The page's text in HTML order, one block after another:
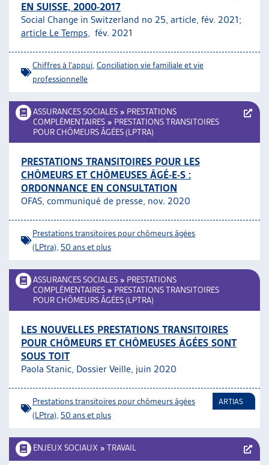
EN SUISSE, 2000-2017
Social Change in Switzerland no 25, article, fév. 2021;
article Le Temps, fév. 2021
Chiffres à l'appui Conciliation vie familiale et vie
professionnelle
ASSURANCES SOCIALES » PRESTATIONS
COMPLÉMENTAIRES » PRESTATIONS TRANSITOIRES
POUR CHÔMEURS ÂGÉES (LPTRA)
PRESTATIONS TRANSITOIRES POUR LES
CHÔMEURS ET CHÔMEUSES ÂGÉ-E-S :
ORDONNANCE EN CONSULTATION
OFAS, communiqué de presse, nov. 2020
Prestations transitoires pour chômeurs âgées
(LPtra) 50 ans et plus
ASSURANCES SOCIALES » PRESTATIONS
COMPLÉMENTAIRES » PRESTATIONS TRANSITOIRES
POUR CHÔMEURS ÂGÉES (LPTRA)
LES NOUVELLES PRESTATIONS TRANSITOIRES
POUR CHÔMEURS ET CHÔMEUSES ÂGÉES SONT
SOUS TOIT
Paola Stanic, Dossier Veille, juin 2020
Prestations transitoires pour chômeurs âgées
(LPtra) 50 ans et plus
ARTIAS
ENJEUX SOCIAUX » TRAVAIL